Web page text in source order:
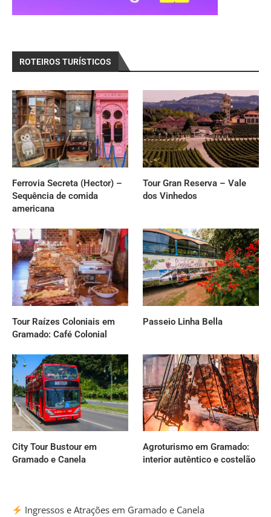
ROTEIROS TURÍSTICOS
Ferrovia Secreta (Hector) –
Sequência de comida
americana
Tour Gran Reserva – Vale
dos Vinhedos
Tour Raízes Coloniais em
Gramado: Café Colonial
Passeio Linha Bella
City Tour Bustour em
Gramado e Canela
Agroturismo em Gramado:
interior autêntico e costelão
Ingressos e Atrações em Gramado e Canela